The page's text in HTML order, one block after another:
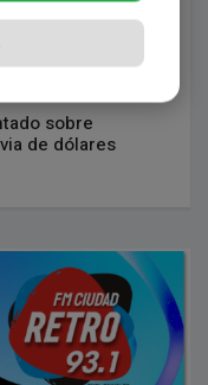
sobre
de dólares